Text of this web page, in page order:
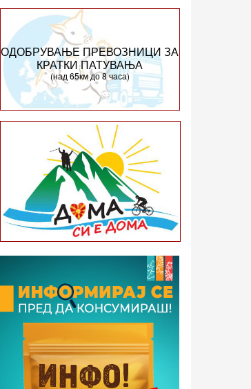
ОДОБРУВАЊЕ ПРЕВОЗНИЦИ ЗА
КРАТКИ ПАТУВАЊА
(над 65км до 8 часа)